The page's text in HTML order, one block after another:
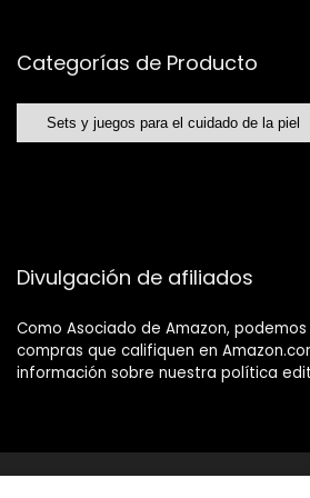
Categorías de Producto
Divulgación de afiliados
Como Asociado de Amazon,
compras que califiquen en
información sobre nuestra política